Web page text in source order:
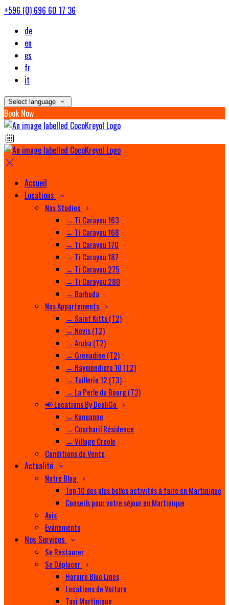
+596 (0) 696 60 17 36
de
en
es
fr
it
Select language
Book Now
Accueil
Locations
Nos Studios
→ Ti Carayou 163
→ Ti Carayou 168
→ Ti Carayou 170
→ Ti Carayou 187
→ Ti Carayou 275
→ Ti Carayou 280
→ Barbuda
Nos Appartements
→ Saint Kitts (T2)
→ Nevis (T2)
→ Aruba (T2)
→ Grenadine (T2)
→ Raymondiere 10 (T2)
→ Tuillerie 12 (T3)
→ La Perle du Bourg (T3)
📢 Locations By DealiGo
→ Kaouanne
→ Courbaril Résidence
→ Village Creole
Conditions de Vente
Actualité
Notre Blog
Top 10 des plus belles activités à faire en Martinique
Conseils pour votre séjour en Martinique
Avis
Evénements
Nos Services
Se Restaurer
Se Déplacer
Horaire Blue Lines
Locations de Voiture
Taxi Martinique